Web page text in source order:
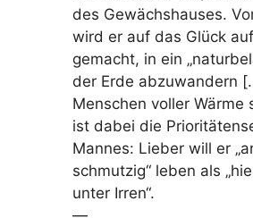
des Gewächshauses.
wird er auf das Glück
gemacht, in ein
der Erde abzuwandern
Menschen voller Wärme
ist dabei die
Mannes: Lieber will er
schmutzig“ leben als
unter Irren“.